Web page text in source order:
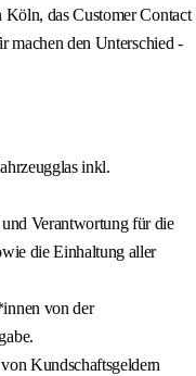
das Customer Contact
machen den Unterschied -
inkl.
Verantwortung für die
die Einhaltung aller
von der
Kundschaftsgeldern